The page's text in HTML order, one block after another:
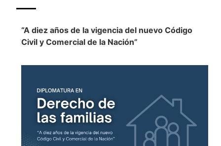
“A diez años de la vigencia del nuevo Código
Civil y Comercial de la Nación”